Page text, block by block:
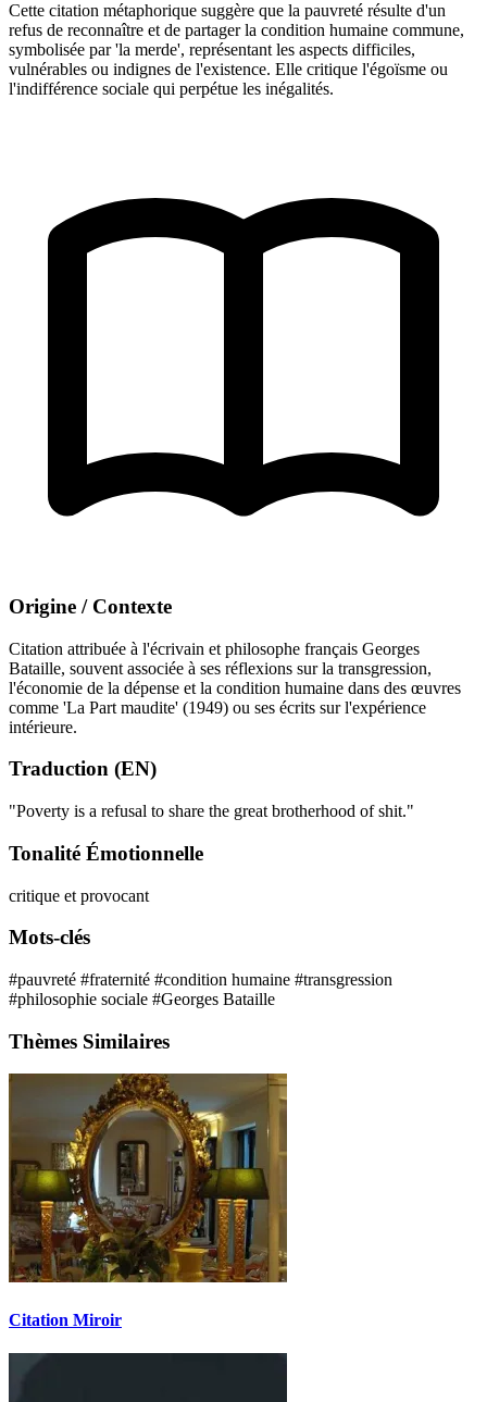
Cette citation métaphorique suggère que la pauvreté résulte d'un
refus de reconnaître et de partager la condition humaine commune,
symbolisée par 'la merde', représentant les aspects difficiles,
vulnérables ou indignes de l'existence. Elle critique l'égoïsme ou
l'indifférence sociale qui perpétue les inégalités.
Origine / Contexte
Citation attribuée à l'écrivain et philosophe français Georges
Bataille, souvent associée à ses réflexions sur la transgression,
l'économie de la dépense et la condition humaine dans des œuvres
comme 'La Part maudite' (1949) ou ses écrits sur l'expérience
intérieure.
Traduction (EN)
"Poverty is a refusal to share the great brotherhood of shit."
Tonalité Émotionnelle
critique et provocant
Mots-clés
#pauvreté #fraternité #condition humaine #transgression
#philosophie sociale #Georges Bataille
Thèmes Similaires
Citation Miroir